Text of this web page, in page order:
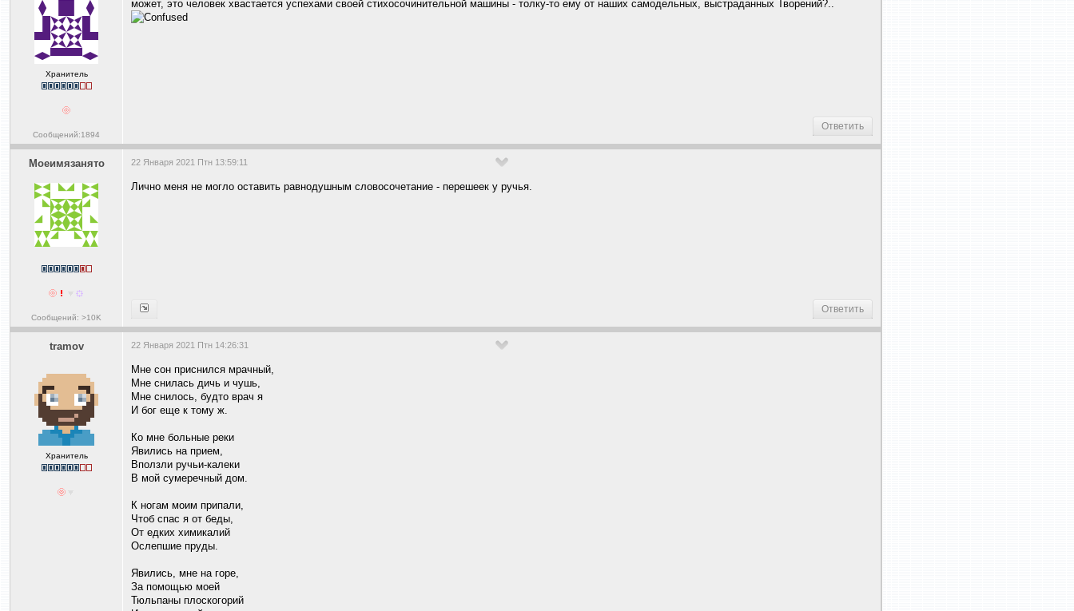
Хранитель
Сообщений:1894
может, это человек хвастается успехами своей стихосочинительной машины - толку-то ему от наших самодельных, выстраданных Творений?..
Ответить
Моеимязанято
Сообщений: >10K
22 Января 2021 Птн 13:59:11
Лично меня не могло оставить равнодушным словосочетание - перешеек у ручья.
Ответить
tramov
Хранитель
22 Января 2021 Птн 14:26:31
Мне сон приснился мрачный,
Мне снилась дичь и чушь,
Мне снилось, будто врач я
И бог еще к тому ж.
Ко мне больные реки
Явились на прием,
Вползли ручьи-калеки
В мой сумеречный дом.
К ногам моим припали,
Чтоб спас я от беды,
От едких химикалий
Ослепшие пруды.
Явились, мне на горе,
За помощью моей
Тюльпаны плоскогорий